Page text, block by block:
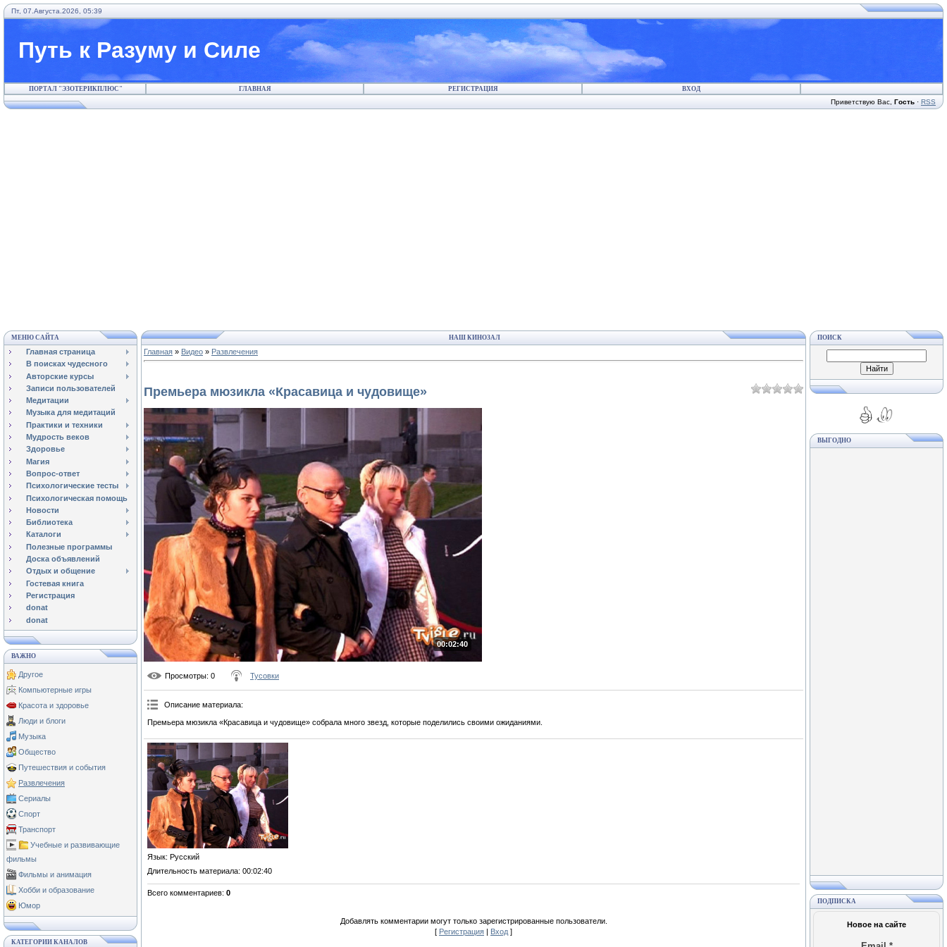
Пт, 07.Августа.2026, 05:39
Путь к Разуму и Силе
ПОРТАЛ "ЭЗОТЕРИКПЛЮС" ГЛАВНАЯ РЕГИСТРАЦИЯ ВХОД
Приветствую Вас Гость · RSS
МЕНЮ САЙТА
Главная страница
В поисках чудесного
Авторские курсы
Записи пользователей
Медитации
Музыка для медитаций
Практики и техники
Мудрость веков
Здоровье
Магия
Вопрос-ответ
Психологические тесты
Психологическая помощь
Новости
Библиотека
Каталоги
Полезные программы
Доска объявлений
Отдых и общение
Гостевая книга
Регистрация
donat
donat
ВАЖНО
Другое
Компьютерные игры
Красота и здоровье
Люди и блоги
Музыка
Общество
Путешествия и события
Развлечения
Сериалы
Спорт
Транспорт
Учебные и развивающие
фильмы
Фильмы и анимация
Хобби и образование
Юмор
КАТЕГОРИИ КАНАЛОВ
НАШ КИНОЗАЛ
Главная » Видео » Развлечения
Премьера мюзикла «Красавица и чудовище»
00:02:40
Просмотры: 0 Тусовки
Описание материала:
Премьера мюзикла «Красавица и чудовище» собрала много звезд, которые поделились своими ожиданиями.
Язык: Русский
Длительность материала: 00:02:40
Всего комментариев: 0
Добавлять комментарии могут только зарегистрированные пользователи.
[ Регистрация | Вход ]
ПОИСК
ВЫГОДНО
ПОДПИСКА
Новое на сайте